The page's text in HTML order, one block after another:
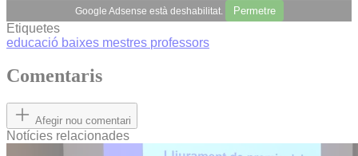
Google Adsense està deshabilitat. Permetre
Etiquetes
educació baixes mestres professors
Comentaris
Afegir nou comentari
Notícies relacionades